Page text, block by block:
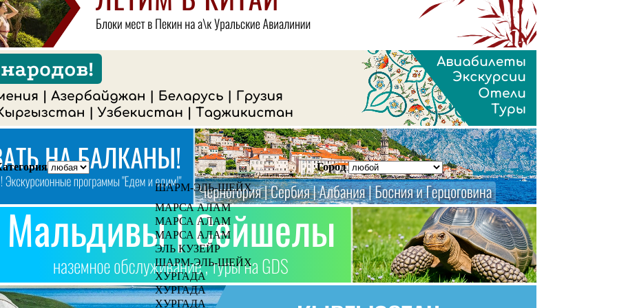
Город
ШАРМ-ЭЛЬ-ШЕЙХ
МАРСА АЛАМ
МАРСА АЛАМ
МАРСА АЛАМ
ЭЛЬ КУЗЕЙР
ШАРМ-ЭЛЬ-ШЕЙХ
ХУРГАДA
ХУРГАДA
ХУРГАДA